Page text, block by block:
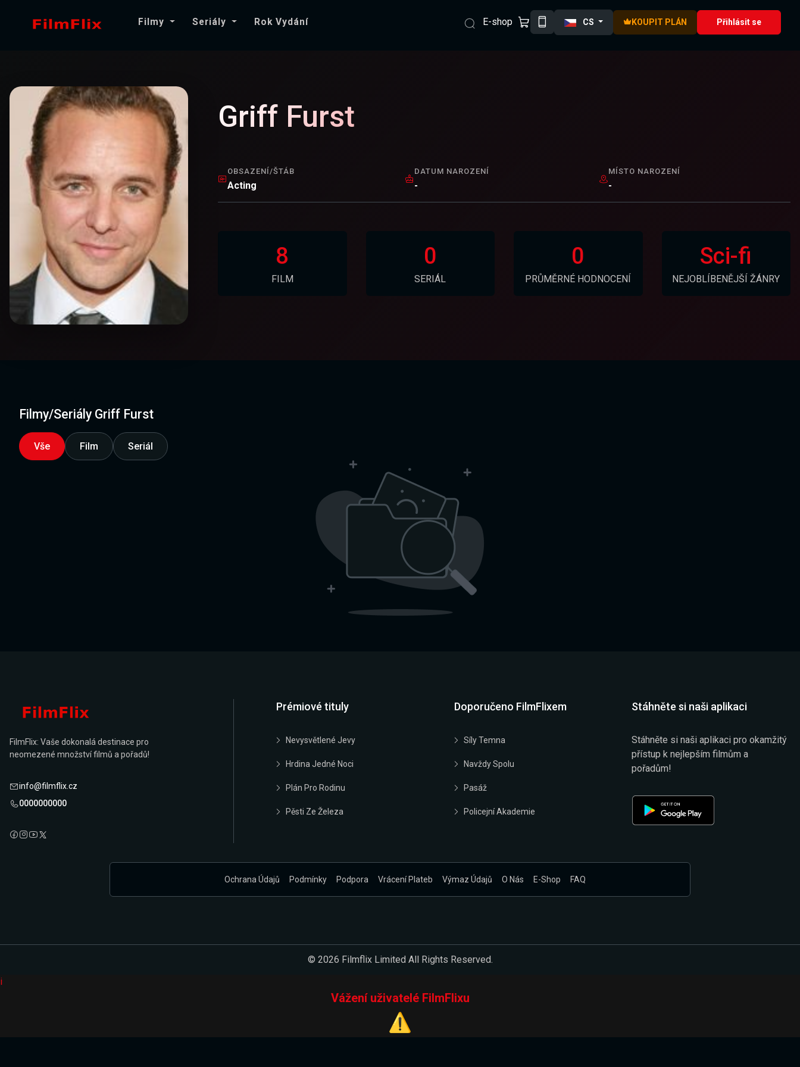
Filmy Seriály Rok Vydání E-shop CS KOUPIT PLÁN Přihlásit se
Griff Furst
OBSAZENÍ/ŠTÁB
Acting
DATUM NAROZENÍ
-
MÍSTO NAROZENÍ
-
8
FILM
0
SERIÁL
0
PRŮMĚRNÉ HODNOCENÍ
Sci-fi
NEJOBLÍBENĚJŠÍ ŽÁNRY
Filmy/Seriály Griff Furst
Vše Film Seriál
FilmFlix: Vaše dokonalá destinace pro
neomezené množství filmů a pořadů!
info@filmflix.cz
0000000000
Prémiové tituly
Nevysvětlené Jevy
Hrdina Jedné Noci
Plán Pro Rodinu
Pěsti Ze Železa
Doporučeno FilmFlixem
Síly Temna
Navždy Spolu
Pasáž
Policejní Akademie
Stáhněte si naši aplikaci
Stáhněte si naši aplikaci pro okamžitý
přístup k nejlepším filmům a
pořadům!
Ochrana Údajů Podmínky Podpora Vrácení Plateb Výmaz Údajů O Nás E-Shop FAQ
© 2026 Filmflix Limited All Rights Reserved.
i
Vážení uživatelé FilmFlixu
⚠️